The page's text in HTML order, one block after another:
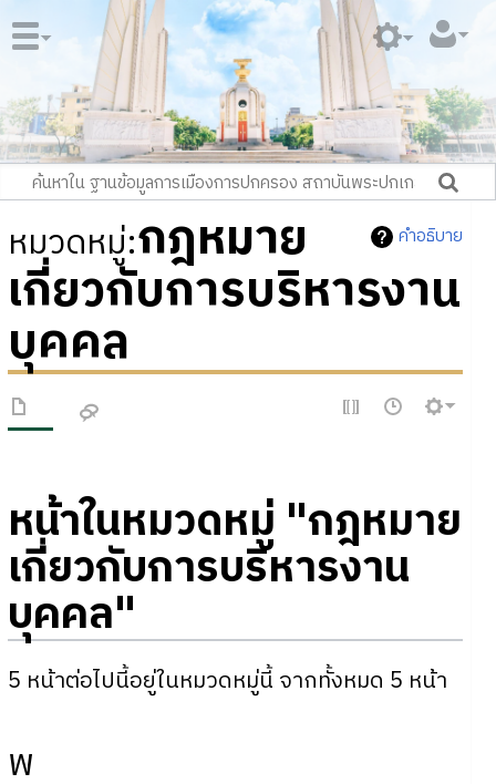
คำอธิบาย
หมวดหมู่:กฎหมาย
เกี่ยวกับการบริหารงาน
บุคคล
หน้าในหมวดหมู่ "กฎหมาย
เกี่ยวกับการบริหารงาน
บุคคล"
5 หน้าต่อไปนี้อยู่ในหมวดหมู่นี้ จากทั้งหมด 5 หน้า
พ